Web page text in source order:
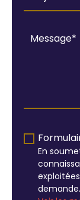
En
demande.